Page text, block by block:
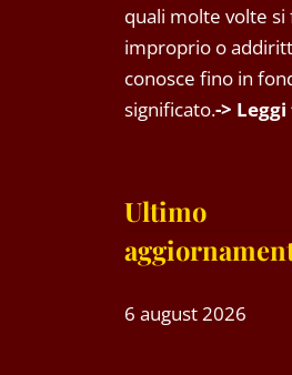
quali molte volte si
improprio o
conosce fino in
significato.->
Ultimo
6 august 2026